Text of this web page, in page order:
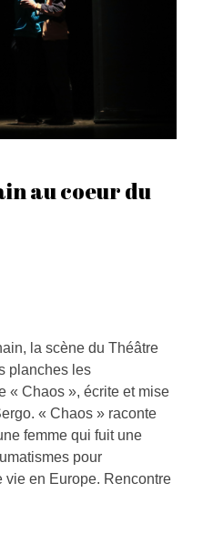
au coeur du
la scène du Théâtre
planches les
« Chaos », écrite et mise
« Chaos » raconte
femme qui fuit une
pour
en Europe. Rencontre